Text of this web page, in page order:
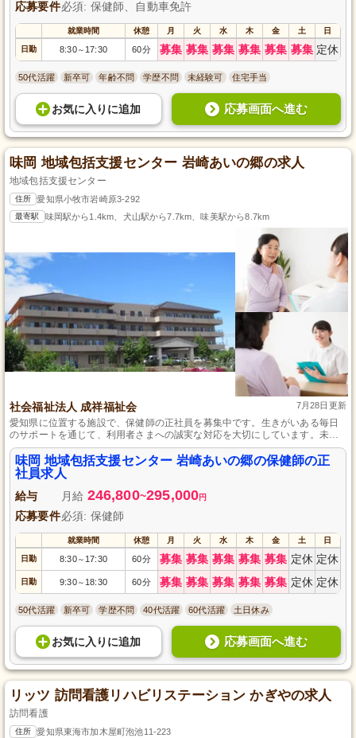
応募要件必須: 保健師、自動車免許
就業時間 休憩 月 火 水 木 金 土 日
日勤 8:30～ 17:30 60分 募集 募集 募集 募集 募集 募集 定休
50代活躍 新卒可 年齢不問 学歴不問 未経験可 住宅手当
お気に入り に追加 応募画面へ進む
味岡 地域包括支援センター 岩崎あいの郷の求人
地域包括支援センター
住所 愛知県小牧市岩崎原3-292
最寄駅 味岡駅から1.4km、犬山駅から7.7km、味美駅から8.7km
社会福祉法人 成祥福祉会 7月28日更新
愛知県に位置する施設で、保健師の正社員を募集中です。生きがいある毎日
のサポートを通じて、利用者さまへの誠実な対応を大切にしています。未経
験から資格を活かして始めることができ、賞与年2回、昇給や各種手当も充実
しているため、やる気を持って長期的に務めることが可能です。年間休日112
日で、仕事とプライベートとのバランスも取りやすい環境を提供していま
す。
味岡 地域包括支援センター 岩崎あいの郷の保健師の正
社員求人
給与 月給 246,800~295,000円
応募要件必須: 保健師
就業時間 休憩 月 火 水 木 金 土 日
日勤 8:30～ 17:30 60分 募集 募集 募集 募集 募集 定休 定休
日勤 9:30～ 18:30 60分 募集 募集 募集 募集 募集 定休 定休
50代活躍 新卒可 学歴不問 40代活躍 60代活躍 土日休み
お気に入り に追加 応募画面へ進む
リッツ 訪問看護リハビリステーション かぎやの求人
訪問看護
住所 愛知県東海市加木屋町泡池11-223